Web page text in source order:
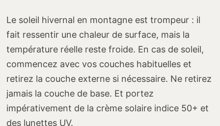
Le soleil hivernal en montagne est trompeur : il
fait ressentir une chaleur de surface, mais la
température réelle reste froide. En cas de soleil,
commencez avec vos couches habituelles et
retirez la couche externe si nécessaire. Ne retirez
jamais la couche de base. Et portez
impérativement de la crème solaire indice 50+ et
des lunettes UV.